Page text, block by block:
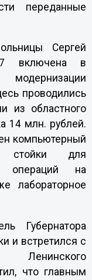
переданные
Сергей
включена в
проводились
из областного
14 млн. рублей.
компьютерный
стойки для
операций на
лабораторное
Губернатора
и встретился с
что главным